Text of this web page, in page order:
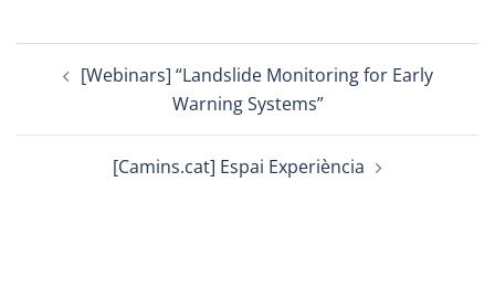
Post
navigation
[Webinars] “Landslide Monitoring for Early
Warning Systems”
[Camins.cat] Espai Experiència